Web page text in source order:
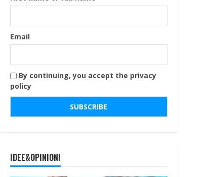
Email
By continuing, you accept the privacy
policy
IDEE&OPINIONI